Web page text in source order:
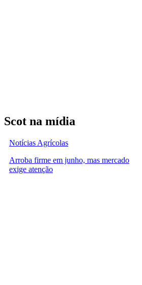
Scot na mídia
Notícias Agrícolas
Arroba firme em junho, mas mercado
exige atenção